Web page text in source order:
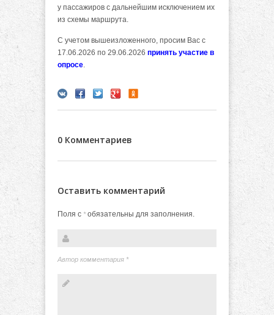
у пассажиров с дальнейшим исключением их
из схемы маршрута.
С учетом вышеизложенного, просим Вас с
17.06.2026 по 29.06.2026 принять участие в
опросе.
0 Комментариев
Оставить комментарий
Поля с *обязательны для заполнения.
Автор комментария *